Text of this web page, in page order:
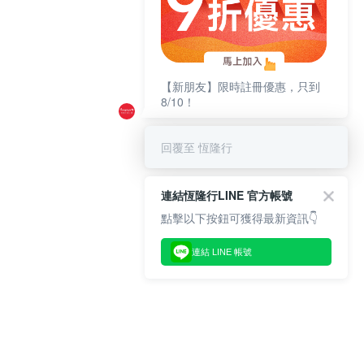
【新朋友】限時註冊優惠，只到
8/10！
回覆至 恆隆行
連結恆隆行LINE 官方帳號
點擊以下按鈕可獲得最新資訊👇
連結 LINE 帳號